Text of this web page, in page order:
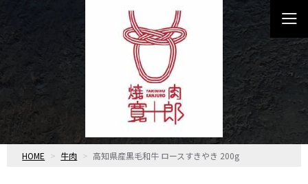
HOME 牛肉 高知県産黒毛和牛 ロースすきやき 200g